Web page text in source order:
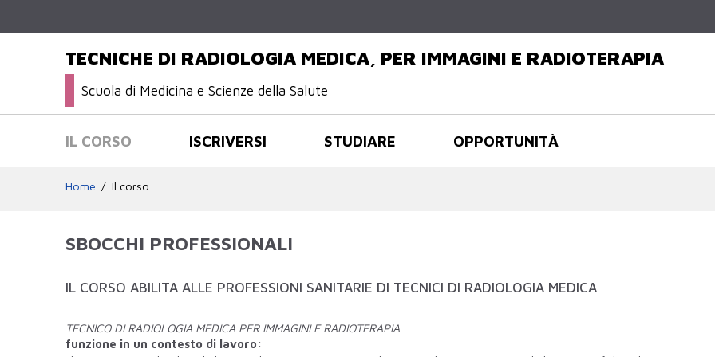
TECNICHE DI RADIOLOGIA MEDICA, PER IMMAGINI E RADIOTERAPIA
Scuola di Medicina e Scienze della Salute
IL CORSO ISCRIVERSI STUDIARE OPPORTUNITÀ
Home Il corso
SBOCCHI PROFESSIONALI
IL CORSO ABILITA ALLE PROFESSIONI SANITARIE DI TECNICI DI RADIOLOGIA MEDICA
TECNICO DI RADIOLOGIA MEDICA PER IMMAGINI E RADIOTERAPIA
funzione in un contesto di lavoro: